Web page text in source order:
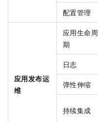
配置管理
应用发布运
维
应用生命周
期
日志
弹性伸缩
持续集成